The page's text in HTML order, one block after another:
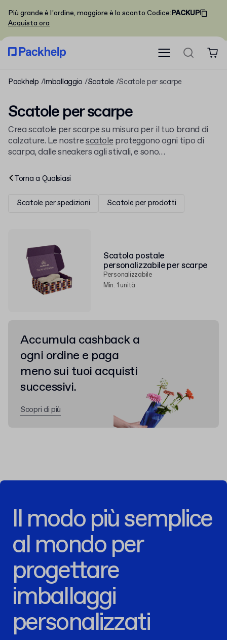
Più grande è l’ordine, maggiore è lo sconto Codice:PACKUP
Acquista ora
Packhelp Imballaggio Scatole Scatole per scarpe
Scatole per scarpe
Crea scatole per scarpe su misura per il tuo brand di
calzature. Le nostrescatoleproteggono ogni tipo di
scarpa, dalle sneakers agli stivali, e sono
gamma completa di imballaggi per il settore, come le
scatole per Abbigliamento e Moda
Torna a Qualsiasi
Scatole per spedizioni Scatole per prodotti
Scatola postale
personalizzabile per scarpe
Personalizzabile
Min. 1 unità
Accumula cashback a
ogni ordine e paga
meno sui tuoi acquisti
successivi.
Scopri di più
Il modo più semplice
al mondo per
progettare
imballaggi
personalizzati